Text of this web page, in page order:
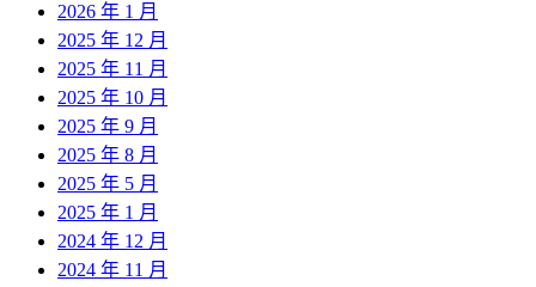
2026 年 1 月
2025 年 12 月
2025 年 11 月
2025 年 10 月
2025 年 9 月
2025 年 8 月
2025 年 5 月
2025 年 1 月
2024 年 12 月
2024 年 11 月